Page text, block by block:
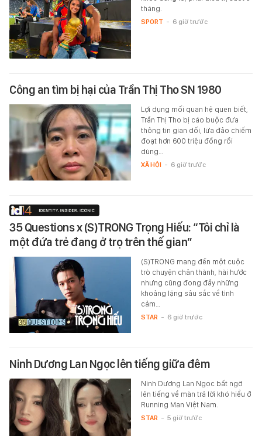
tháng.
SPORT - 6 giờ trước
Công an tìm bị hại của Trần Thị Tho SN 1980
Lợi dụng mối quan hệ quen biết,
Trần Thị Tho bị cáo buộc đưa
thông tin gian dối, lừa đảo chiếm
đoạt hơn 600 triệu đồng rồi
dùng…
XÃ HỘI - 6 giờ trước
35 Questions x (S)TRONG Trọng Hiếu: “Tôi chỉ là
một đứa trẻ đang ở trọ trên thế gian”
(S)TRONG mang đến một cuộc
trò chuyện chân thành, hài hước
nhưng cũng đong đầy những
khoảng lặng sâu sắc về tình
cảm…
STAR - 6 giờ trước
Ninh Dương Lan Ngọc lên tiếng giữa đêm
Ninh Dương Lan Ngọc bất ngờ
lên tiếng về màn trả lời khó hiểu ở
Running Man Việt Nam.
STAR - 5 giờ trước